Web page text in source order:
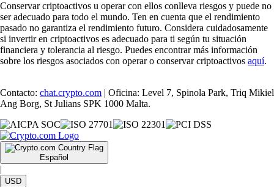
Conservar criptoactivos u operar con ellos conlleva riesgos y puede no
ser adecuado para todo el mundo. Ten en cuenta que el rendimiento
pasado no garantiza el rendimiento futuro. Considera cuidadosamente
si invertir en criptoactivos es adecuado para ti según tu situación
financiera y tolerancia al riesgo. Puedes encontrar más información
sobre los riesgos asociados con operar o conservar criptoactivos aquí.
Contacto: chat.crypto.com | Oficina: Level 7, Spinola Park, Triq Mikiel
Ang Borg, St Julians SPK 1000 Malta.
Español
|
USD